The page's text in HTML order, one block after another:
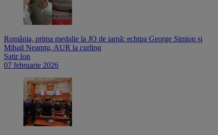
România, prima medalie la JO de iarnă: echipa George Simion și
Mihail Neamțu, AUR la curling
Satir Ion
07 februarie 2026